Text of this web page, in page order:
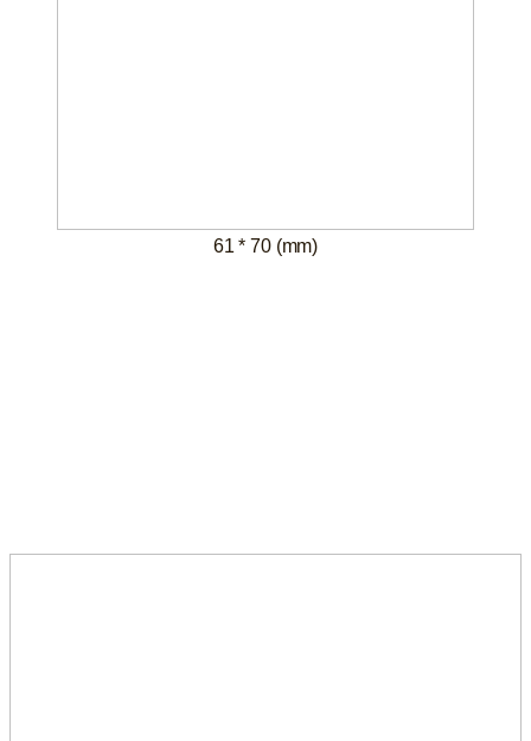
61 * 70 (mm)